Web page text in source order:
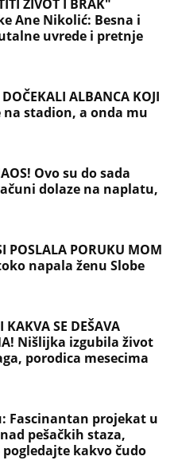
ŽIVOT I BRAK"
Ane Nikolić: Besna i
uvrede i pretnje
ALBANCA KOJI
na stadion, a onda mu
Ovo su do sada
dolaze na naplatu,
POSLALA PORUKU MOM
napala ženu Slobe
KAKVA SE DEŠAVA
Nišlijka izgubila život
porodica mesecima
Fascinantan projekat u
pešačkih staza,
kakvo čudo